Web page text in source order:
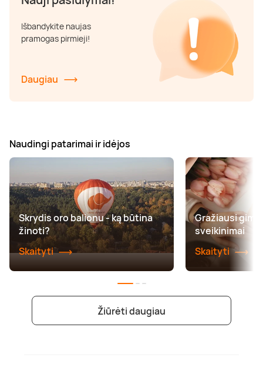
Išbandykite naujas
pramogas pirmieji!
Daugiau
Naudingi patarimai ir idėjos
Skrydis oro balionu - ką būtina
žinoti?
Skaityti
Gražiausi
sveikinimai
Skaityti
Žiūrėti daugiau